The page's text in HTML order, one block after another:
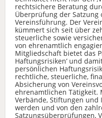
rechtsichere Beratung
Überprüfung der Satzung
Vereinsführung. Der Verein
kümmert sich seit über
steuerliche sowie
von ehrenamtlich
Mitgliedschaft bietet das
Haftungsrisiken’ und
persönlichen
rechtliche, steuerliche,
Absicherung von
ehrenamtlichen Tätigkeit.
Verbände, Stiftungen und
werden und von den
Satzungsüberprüfungen,